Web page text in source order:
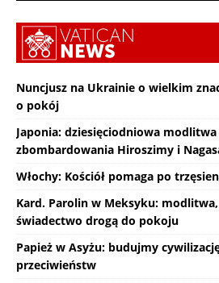
Nuncjusz na Ukrainie o wielkim
o pokój
Japonia: dziesięciodniowa
zbombardowania Hiroszimy i
Włochy: Kościół pomaga po
Kard. Parolin w Meksyku:
świadectwo drogą do pokoju
Papież w Asyżu: budujmy
przeciwieństw